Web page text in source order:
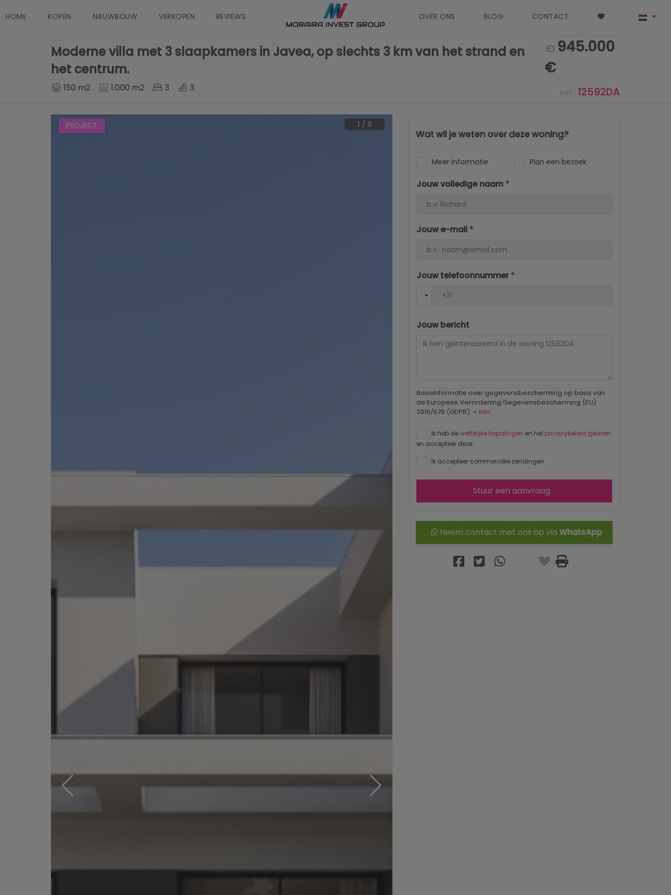
HOME KOPEN NIEUWBOUW VERKOPEN REVIEWS OVER ONS BLOG CONTACT
Moderne villa met 3 slaapkamers in Javea, op slechts 3 km van het strand en
het centrum.
945.000
€
150 m2 1.000 m2 3 3 Ref. 12592DA
PROJECT 1 / 6
Wat wil je weten over deze woning?
Meer informatie Plan een bezoek
Jouw volledige naam *
Jouw e-mail *
Jouw telefoonnummer *
Jouw bericht
Basisinformatie over gegevensbescherming op basis van
de Europese Verordening Gegevensbescherming (EU)
2016/679 (GDPR). + Info
Ik heb dewettelijke bepalingen en het privacybeleid gelezen
en accepteer deze.
Ik accepteer commerciële zendingen
Stuur een aanvraag
Neem contact met ons op via WhatsApp